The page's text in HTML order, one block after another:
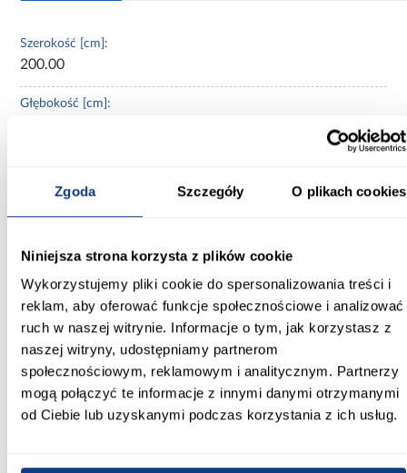
Zgoda Szczegóły O plikach cookies
Niniejsza strona korzysta z plików cookie
Wykorzystujemy pliki cookie do spersonalizowania treści i
reklam, aby oferować funkcje społecznościowe i analizować
ruch w naszej witrynie. Informacje o tym, jak korzystasz z
naszej witryny, udostępniamy partnerom
społecznościowym, reklamowym i analitycznym. Partnerzy
mogą połączyć te informacje z innymi danymi otrzymanymi
od Ciebie lub uzyskanymi podczas korzystania z ich usług.
Szerokość [cm]:
200.00
Głębokość [cm]:
235.20
Kolor korpusu:
czarny
Wybarwienie:
czarne
Lustro:
z lustrem